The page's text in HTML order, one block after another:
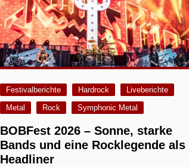
Festivalberichte Hardrock
Liveberichte
Metal
Rock Symphonic Metal
BOBFest 2026 – Sonne, starke
Bands und eine Rocklegende als
Headliner